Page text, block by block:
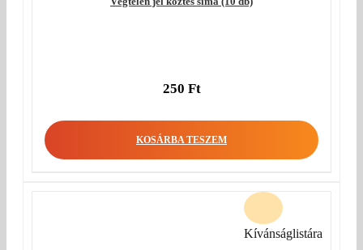
250 Ft
KOSÁRBA TESZEM
Kívánságlistára